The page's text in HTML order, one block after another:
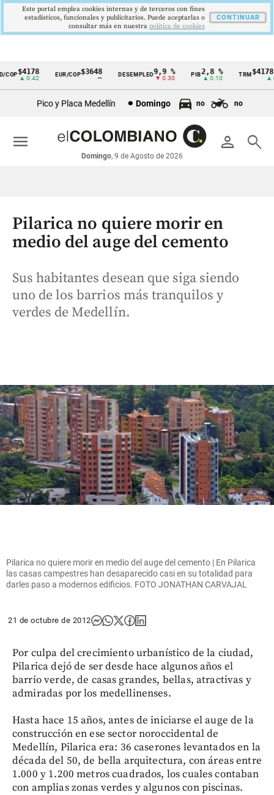
Cintillo
económicos
Colombia
$4178
▲ 0.42
EUR/COP$3648 DESEMPLEO9,9 %
▼ 0.30
2,8 %
▲ 0.10
TRM
▲
Pico y Placa Medellín Domingo no no
person search
Domingo, 9 de Agosto de 2026
menu
Pilarica no quiere morir en
medio del auge del cemento
Sus habitantes desean que siga siendo
uno de los barrios más tranquilos y
verdes de Medellín.
Pilarica no quiere morir en medio del auge del cemento | En Pilarica
las casas campestres han desaparecido casi en su totalidad para
darles paso a modernos edificios. FOTO JONATHAN CARVAJAL
21 de octubre de 2012
Por culpa del crecimiento urbanístico de la ciudad,
Pilarica dejó de ser desde hace algunos años el
barrio verde, de casas grandes, bellas, atractivas y
admiradas por los medellinenses.
Hasta hace 15 años, antes de iniciarse el auge de la
construcción en ese sector noroccidental de
Medellín, Pilarica era: 36 caserones levantados en la
década del 50, de bella arquitectura, con áreas entre
1.000 y 1.200 metros cuadrados, los cuales contaban
con amplias zonas verdes y algunos con piscinas.
Este portal emplea cookies internas y de terceros con fines
estadísticos, funcionales y publicitarios. Puede aceptarlas o
consultar más en nuestra politica de cookies
CONTINUAR